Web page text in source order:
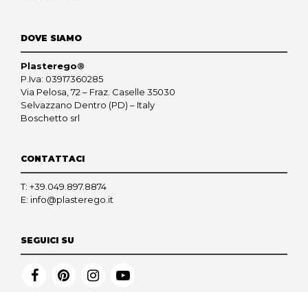
DOVE SIAMO
Plasterego®
P.Iva: 03917360285
Via Pelosa, 72 – Fraz. Caselle 35030
Selvazzano Dentro (PD) – Italy
Boschetto srl
CONTATTACI
T: +39.049.897.8874
E: info@plasterego.it
SEGUICI SU